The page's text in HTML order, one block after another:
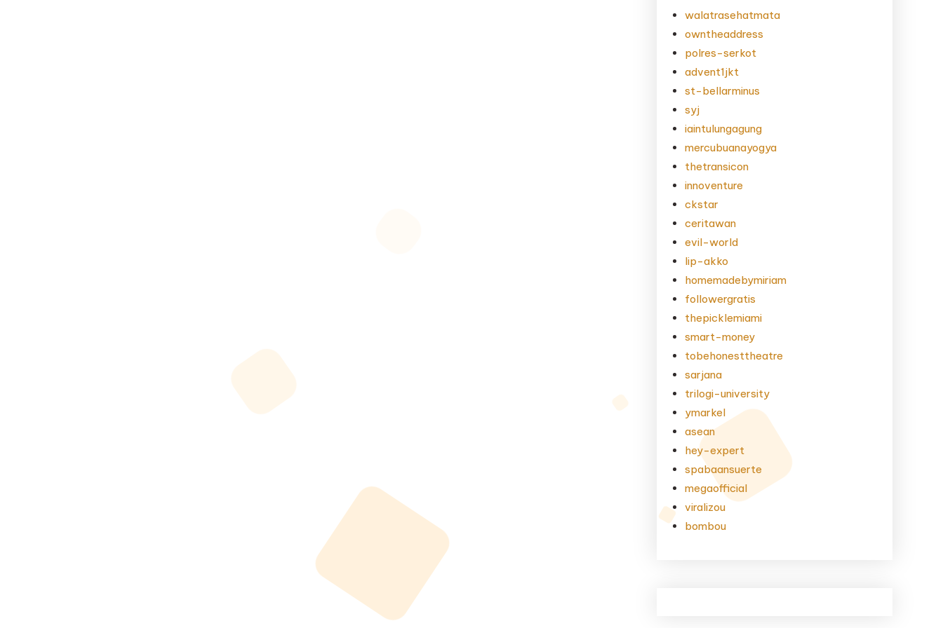
walatrasehatmata
owntheaddress
polres-serkot
advent1jkt
st-bellarminus
syj
iaintulungagung
mercubuanayogya
thetransicon
innoventure
ckstar
ceritawan
evil-world
lip-akko
homemadebymiriam
followergratis
thepicklemiami
smart-money
tobehonesttheatre
sarjana
trilogi-university
ymarkel
asean
hey-expert
spabaansuerte
megaofficial
viralizou
bombou